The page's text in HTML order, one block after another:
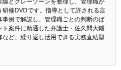
とグレーゾーンを整理し、管理職が
修DVDです。指導として許される言
例で解説し、管理職ごとの判断のば
案件に精通した弁護士・佐久間大輔
ど、繰り返し活用できる実務直結型